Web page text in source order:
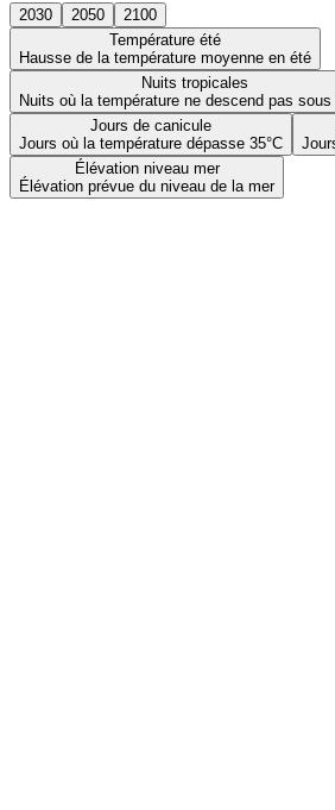
2030 2050
2100
Température été
Hausse de la température moyenne en été
Nuits tropicales
Nuits où la température ne descend pas sous
Jours de canicule
Jours où la température dépasse 35°C
Élévation niveau mer
Élévation prévue du niveau de la mer